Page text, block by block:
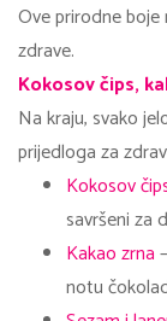
Ove prirodne boje
zdrave.
Kokosov čips,
Na kraju, svako
prijedloga za
Kokosov
savršeni za
Kakao zrna
notu